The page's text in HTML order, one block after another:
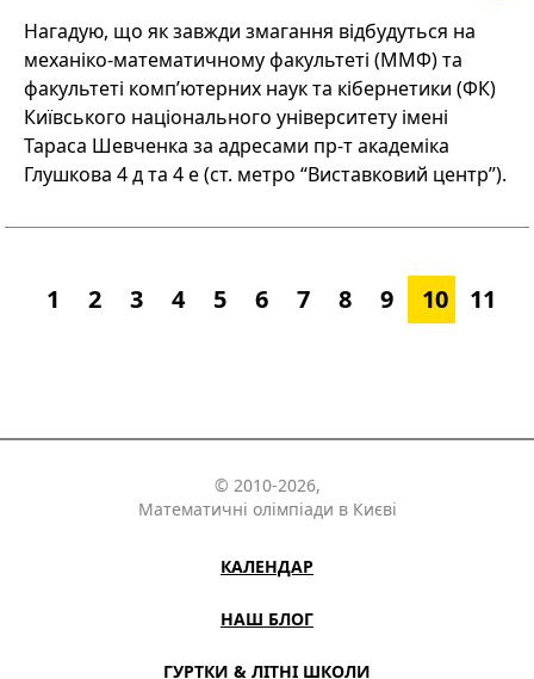
Нагадую, що як завжди змагання відбудуться на
механіко-математичному факультеті (ММФ) та
факультеті комп’ютерних наук та кібернетики (ФК)
Київського національного університету імені
Тараса Шевченка за адресами пр-т академіка
Глушкова 4 д та 4 е (ст. метро “Виставковий центр”).
1 2 3 4 5 6 7 8 9 10 11
© 2010-2026,
Математичні олімпіади в Києві
КАЛЕНДАР
НАШ БЛОГ
ГУРТКИ & ЛІТНІ ШКОЛИ